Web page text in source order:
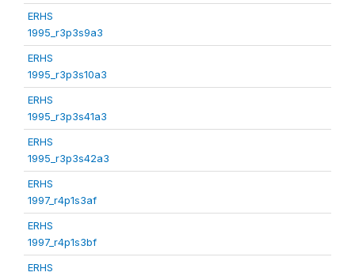
ERHS
1995_r3p3s9a3
ERHS
1995_r3p3s10a3
ERHS
1995_r3p3s41a3
ERHS
1995_r3p3s42a3
ERHS
1997_r4p1s3af
ERHS
1997_r4p1s3bf
ERHS